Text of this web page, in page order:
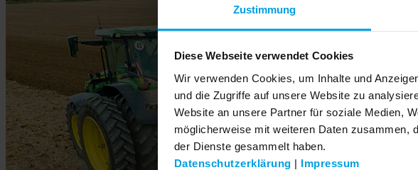
Zustimmung
Diese Webseite verwendet Cookies
Wir verwenden Cookies, um Inhalte und
und die Zugriffe auf unsere Website zu
Website an unsere Partner für soziale Medien,
möglicherweise mit weiteren Daten zusammen,
der Dienste gesammelt haben.
Datenschutzerklärung | Impressum